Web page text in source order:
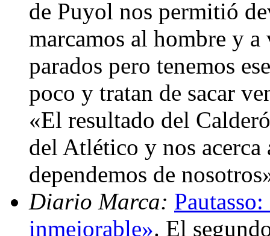
de Puyol nos permitió
marcamos al hombre y a
parados pero tenemos
poco y tratan de sacar
«El resultado del
del Atlético y nos acerca
dependemos de
Diario Marca:
inmejorable». El